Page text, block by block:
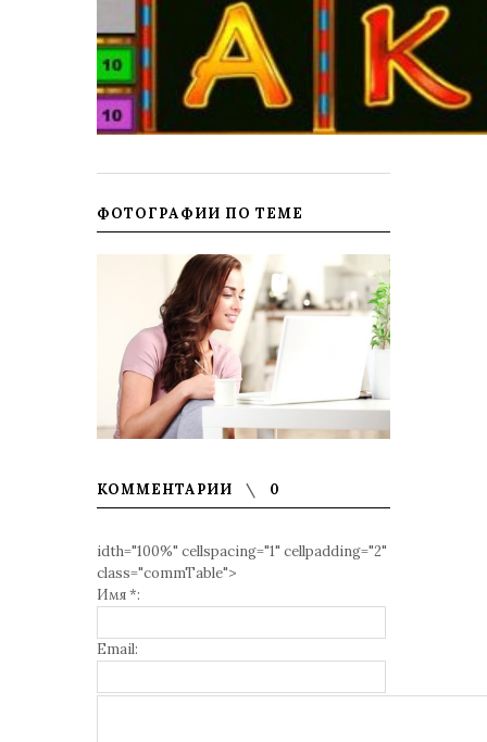
ФОТОГРАФИИ ПО ТЕМЕ
КОММЕНТАРИИ 0
idth="100%" cellspacing="1" cellpadding="2"
class="commTable">
Имя *:
Email: